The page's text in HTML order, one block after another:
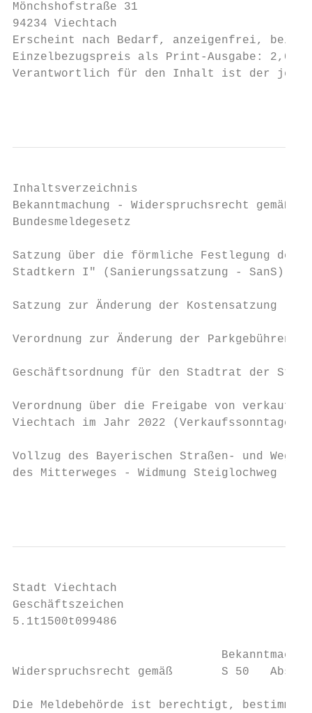
Mönchshofstraße 31
94234 Viechtach
Erscheint nach Bedarf, anzeigenfrei, bei
Einzelbezugspreis als Print-Ausgabe: 2,00
Verantwortlich für den Inhalt ist der
Inhaltsverzeichnis
Bekanntmachung - Widerspruchsrecht gemäß
Bundesmeldegesetz
Satzung über die förmliche Festlegung des
Stadtkern I" (Sanierungssatzung - SanS)
Satzung zur Änderung der Kostensatzung
Verordnung zur Änderung der
Geschäftsordnung für den Stadtrat der
Verordnung über die Freigabe von
Viechtach im Jahr 2022
Vollzug des Bayerischen Straßen- und
des Mitterweges - Widmung Steiglochweg
Stadt Viechtach
Geschäftszeichen
5.1t1500t099486
Widerspruchsrecht gemäß       S 50   Abs. 5
Die Meldebehörde ist berechtigt,